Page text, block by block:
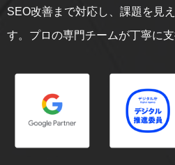
SEO改善まで対応し、課題を見
す。プロの専門チームが丁寧に支